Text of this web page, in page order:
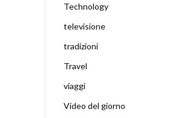
Technology
televisione
tradizioni
Travel
viaggi
Video del giorno